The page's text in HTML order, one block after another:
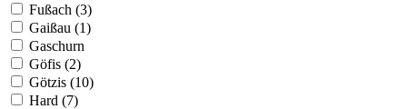
Fußach (3)
Gaißau (1)
Gaschurn
Göfis (2)
Götzis (10)
Hard (7)